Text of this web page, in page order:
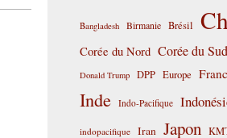
Bangladesh Birmanie Brésil
Corée du Nord Corée du Sud
Donald Trump DPP Europe
Inde Indo-Pacifique
indopacifique Iran Japon